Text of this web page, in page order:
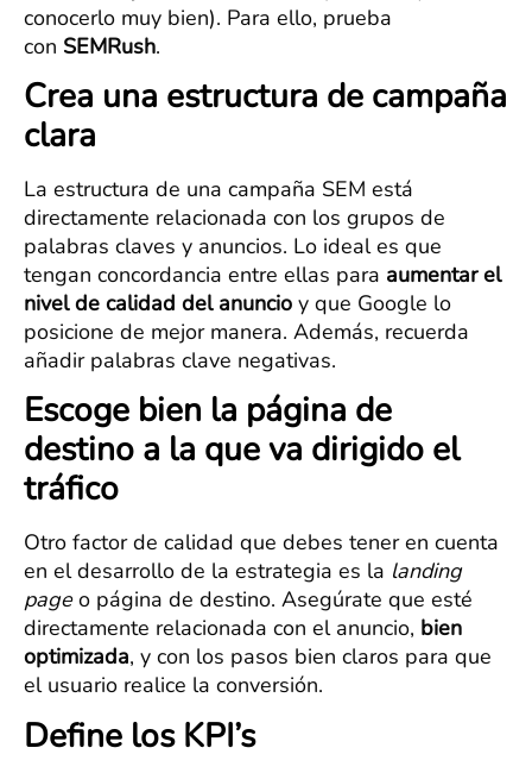
conocerlo muy bien). Para ello, prueba
con SEMRush.
Crea una estructura de campaña
clara
La estructura de una campaña SEM está
directamente relacionada con los grupos de
palabras claves y anuncios. Lo ideal es que
tengan concordancia entre ellas para aumentar el
nivel de calidad del anuncio y que Google lo
posicione de mejor manera. Además, recuerda
añadir palabras clave negativas.
Escoge bien la página de
destino a la que va dirigido el
tráfico
Otro factor de calidad que debes tener en cuenta
en el desarrollo de la estrategia es la landing
pageo página de destino. Asegúrate que esté
directamente relacionada con el anuncio, bien
optimizada, y con los pasos bien claros para que
el usuario realice la conversión.
Define los KPI’s